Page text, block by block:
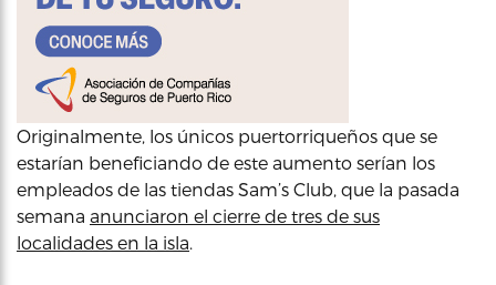
Originalmente, los únicos puertorriqueños que se
estarían beneficiando de este aumento serían los
empleados de las tiendas Sam’s Club, que la pasada
semana anunciaron el cierre de tres de sus
localidades en la isla.